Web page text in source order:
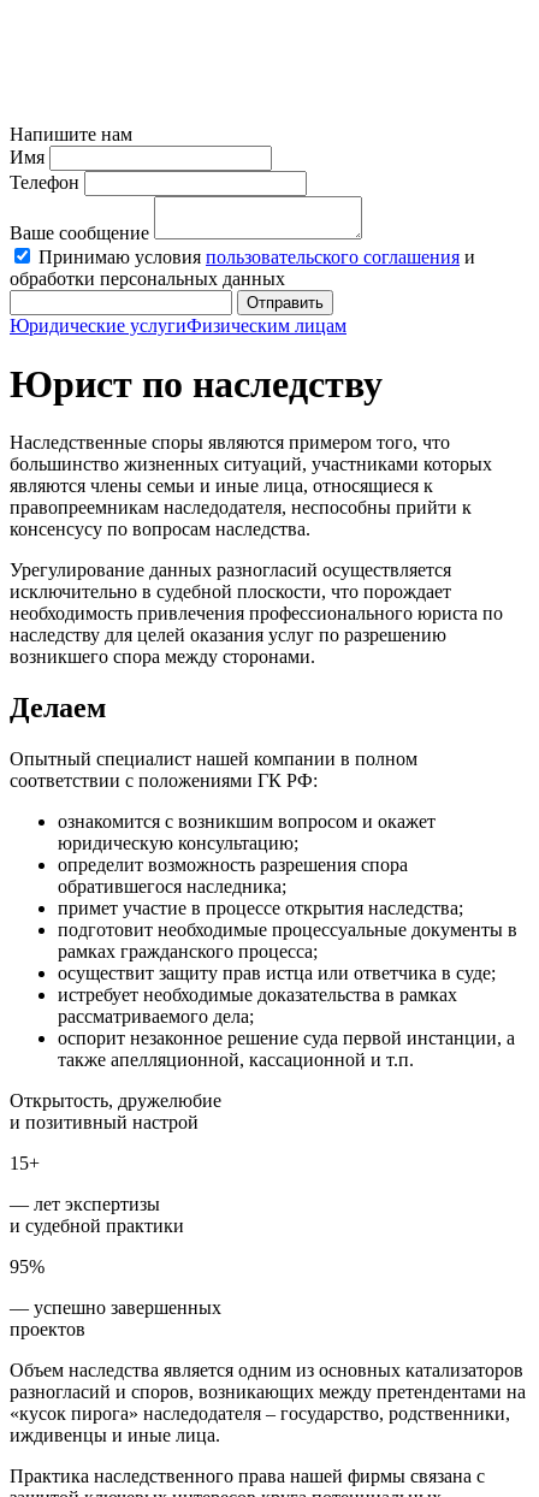
Напишите нам
Имя
Телефон
Ваше сообщение
Принимаю условия пользовательского соглашения и
обработки персональных данных
Отправить
Юридические услугиФизическим лицам
Юрист по наследству
Наследственные споры являются примером того, что
большинство жизненных ситуаций, участниками которых
являются члены семьи и иные лица, относящиеся к
правопреемникам наследодателя, неспособны прийти к
консенсусу по вопросам наследства.
Урегулирование данных разногласий осуществляется
исключительно в судебной плоскости, что порождает
необходимость привлечения профессионального юриста по
наследству для целей оказания услуг по разрешению
возникшего спора между сторонами.
Делаем
Опытный специалист нашей компании в полном
соответствии с положениями ГК РФ:
ознакомится с возникшим вопросом и окажет
юридическую консультацию;
определит возможность разрешения спора
обратившегося наследника;
примет участие в процессе открытия наследства;
подготовит необходимые процессуальные документы в
рамках гражданского процесса;
осуществит защиту прав истца или ответчика в суде;
истребует необходимые доказательства в рамках
рассматриваемого дела;
оспорит незаконное решение суда первой инстанции, а
также апелляционной, кассационной и т.п.
Открытость, дружелюбие
и позитивный настрой
15+
— лет экспертизы
и судебной практики
95%
— успешно завершенных
проектов
Объем наследства является одним из основных катализаторов
разногласий и споров, возникающих между претендентами на
«кусок пирога» наследодателя – государство, родственники,
иждивенцы и иные лица.
Практика наследственного права нашей фирмы связана с